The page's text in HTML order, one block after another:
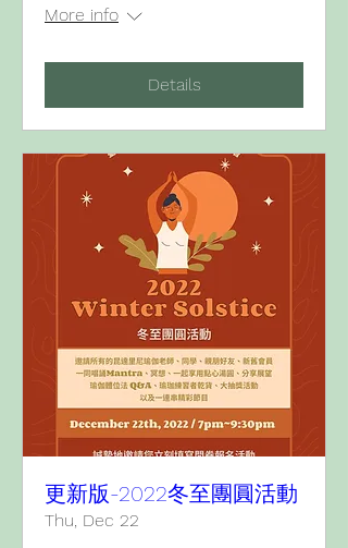
More info
Details
更新版-2022冬至團圓活動
Thu, Dec 22